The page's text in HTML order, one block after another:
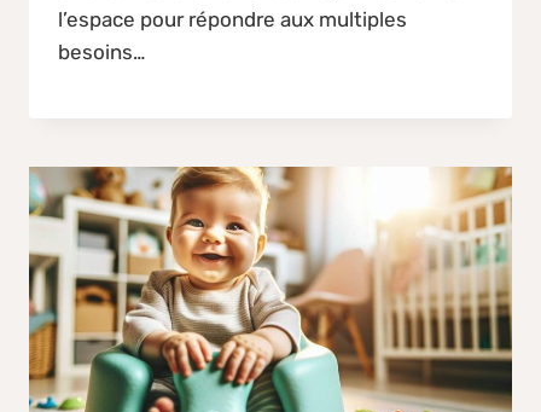
l’espace pour répondre aux multiples
besoins…